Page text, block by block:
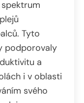
Tyto
podporovaly
a
i v oblasti
svého